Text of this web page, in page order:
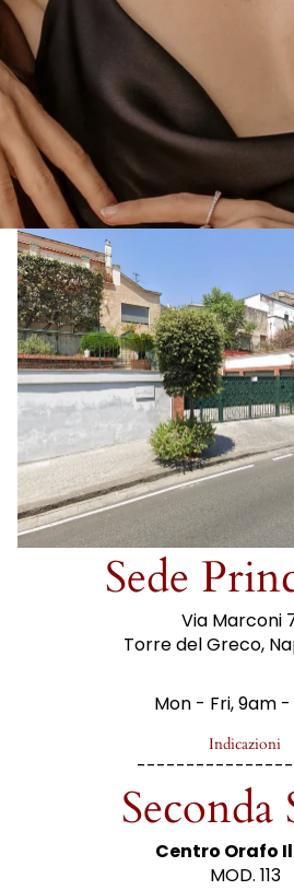
Sede
Via Marconi
Torre del Greco,
Mon - Fri, 9am
Indicazioni
Seconda
Centro Orafo
MOD. 113